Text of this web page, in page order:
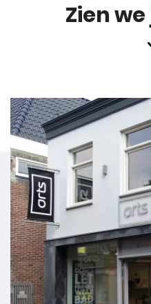
Zien